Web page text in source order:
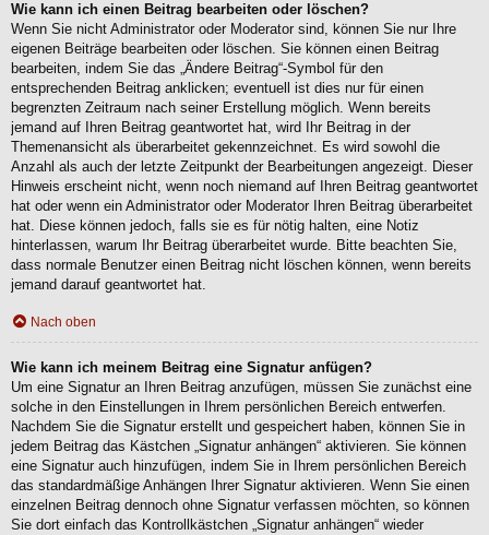
Wie kann ich einen Beitrag bearbeiten oder löschen?
Wenn Sie nicht Administrator oder Moderator sind, können Sie nur Ihre
eigenen Beiträge bearbeiten oder löschen. Sie können einen Beitrag
bearbeiten, indem Sie das „Ändere Beitrag“-Symbol für den
entsprechenden Beitrag anklicken; eventuell ist dies nur für einen
begrenzten Zeitraum nach seiner Erstellung möglich. Wenn bereits
jemand auf Ihren Beitrag geantwortet hat, wird Ihr Beitrag in der
Themenansicht als überarbeitet gekennzeichnet. Es wird sowohl die
Anzahl als auch der letzte Zeitpunkt der Bearbeitungen angezeigt. Dieser
Hinweis erscheint nicht, wenn noch niemand auf Ihren Beitrag geantwortet
hat oder wenn ein Administrator oder Moderator Ihren Beitrag überarbeitet
hat. Diese können jedoch, falls sie es für nötig halten, eine Notiz
hinterlassen, warum Ihr Beitrag überarbeitet wurde. Bitte beachten Sie,
dass normale Benutzer einen Beitrag nicht löschen können, wenn bereits
jemand darauf geantwortet hat.
Nach oben
Wie kann ich meinem Beitrag eine Signatur anfügen?
Um eine Signatur an Ihren Beitrag anzufügen, müssen Sie zunächst eine
solche in den Einstellungen in Ihrem persönlichen Bereich entwerfen.
Nachdem Sie die Signatur erstellt und gespeichert haben, können Sie in
jedem Beitrag das Kästchen „Signatur anhängen“ aktivieren. Sie können
eine Signatur auch hinzufügen, indem Sie in Ihrem persönlichen Bereich
das standardmäßige Anhängen Ihrer Signatur aktivieren. Wenn Sie einen
einzelnen Beitrag dennoch ohne Signatur verfassen möchten, so können
Sie dort einfach das Kontrollkästchen „Signatur anhängen“ wieder